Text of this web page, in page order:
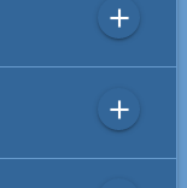
add
add